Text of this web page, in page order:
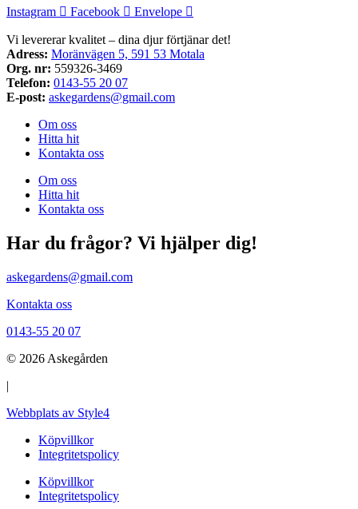
Instagram Facebook Envelope
Vi levererar kvalitet – dina djur förtjänar det!
Adress: Moränvägen 5, 591 53 Motala
Org. nr: 559326-3469
Telefon: 0143-55 20 07
E-post: askegardens@gmail.com
Om oss
Hitta hit
Kontakta oss
Om oss
Hitta hit
Kontakta oss
Har du frågor? Vi hjälper dig!
askegardens@gmail.com
Kontakta oss
0143-55 20 07
© 2026 Askegården
|
Webbplats av Style4
Köpvillkor
Integritetspolicy
Köpvillkor
Integritetspolicy